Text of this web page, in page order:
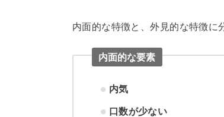
内面的な特徴と、外見的な特徴に
内面的な要素
内気
口数が少ない